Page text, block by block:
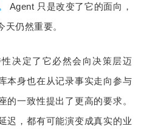
Agent 只是改变了它的面向，
仍然重要。
决定了它必然会向决策层迈
本身也在从记录事实走向参与
的一致性提出了更高的要求。
迟，都有可能演变成真实的业